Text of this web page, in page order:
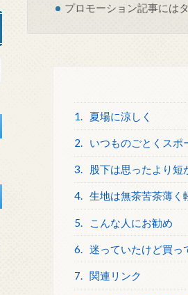
プロモーション記事には
1. 夏場に涼しく
2. いつものごとくスポ
3. 股下は思ったより短
4. 生地は無茶苦茶薄く
5. こんな人にお勧め
6. 迷っていたけど買っ
7. 関連リンク